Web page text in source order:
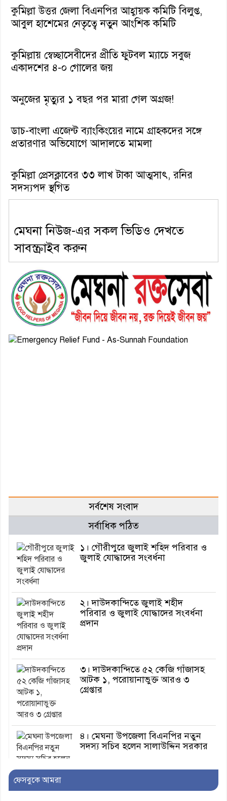
কুমিল্লা উত্তর জেলা বিএনপির আহ্বায়ক কমিটি বিলুপ্ত,
আবুল হাশেমের নেতৃত্বে নতুন আংশিক কমিটি
কুমিল্লায় স্বেচ্ছাসেবীদের প্রীতি ফুটবল ম্যাচে সবুজ
একাদশের ৪-০ গোলের জয়
অনুজের মৃত্যুর ১ বছর পর মারা গেল অগ্রজ!
ডাচ-বাংলা এজেন্ট ব্যাংকিংয়ের নামে গ্রাহকদের সঙ্গে
প্রতারণার অভিযোগে আদালতে মামলা
কুমিল্লা প্রেসক্লাবের ৩৩ লাখ টাকা আত্মসাৎ, রনির
সদস্যপদ স্থগিত
মেঘনা নিউজ-এর সকল ভিডিও দেখতে
সাবস্ক্রাইব করুন
সর্বশেষ সংবাদ
সর্বাধিক পঠিত
১। গৌরীপুরে জুলাই শহিদ পরিবার ও
জুলাই যোদ্ধাদের সংবর্ধনা
২। দাউদকান্দিতে জুলাই শহীদ
পরিবার ও জুলাই যোদ্ধাদের সংবর্ধনা
প্রদান
৩। দাউদকান্দিতে ৫২ কেজি গাঁজাসহ
আটক ১, পরোয়ানাভুক্ত আরও ৩
গ্রেপ্তার
৪। মেঘনা উপজেলা বিএনপির নতুন
সদস্য সচিব হলেন সালাউদ্দিন সরকার
৫। জেলা পুলিশ সুপার থেকে সম্মাননা
ফেসবুকে আমরা